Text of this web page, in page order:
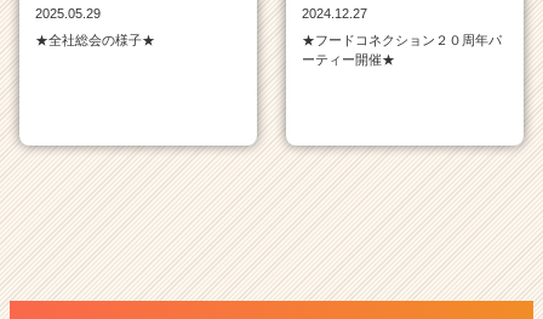
企
ウ
2025.05.29
★全社総会の様子★
2024.12.27
★フードコネクション２０周年パ
ーティー開催★